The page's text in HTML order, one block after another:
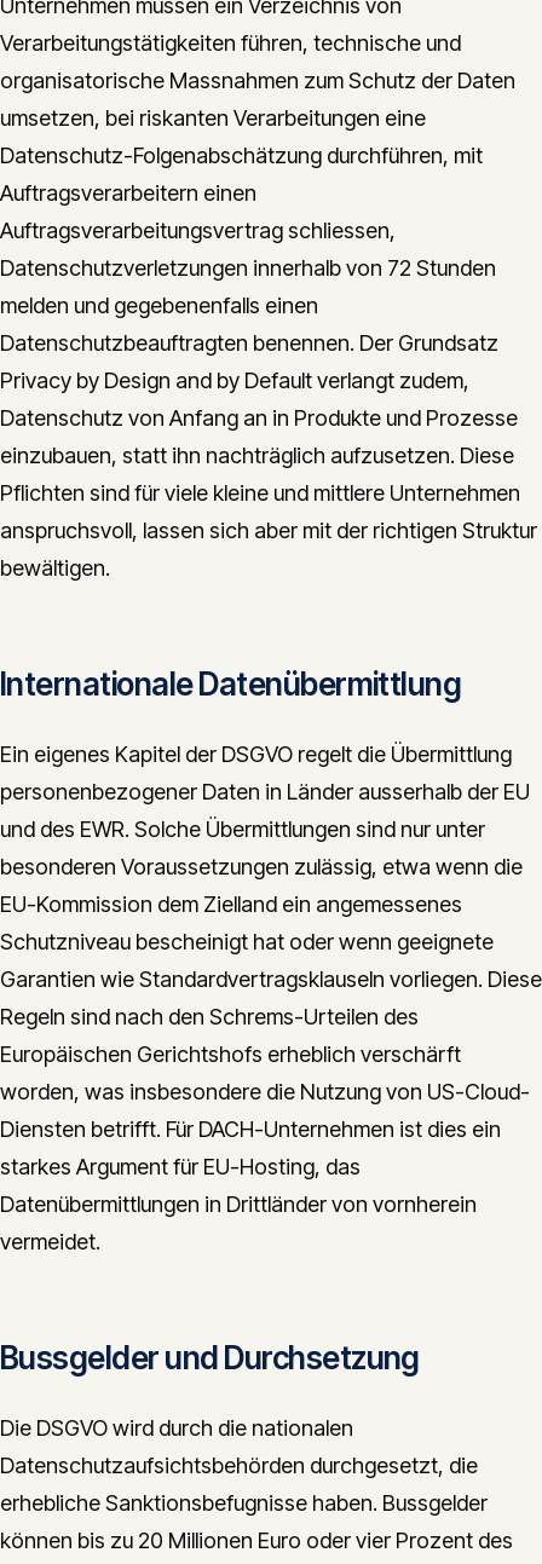
Unternehmen müssen ein Verzeichnis von
Verarbeitungstätigkeiten führen, technische und
organisatorische Massnahmen zum Schutz der Daten
umsetzen, bei riskanten Verarbeitungen eine
Datenschutz-Folgenabschätzung durchführen, mit
Auftragsverarbeitern einen
Auftragsverarbeitungsvertrag schliessen,
Datenschutzverletzungen innerhalb von 72 Stunden
melden und gegebenenfalls einen
Datenschutzbeauftragten benennen. Der Grundsatz
Privacy by Design and by Default verlangt zudem,
Datenschutz von Anfang an in Produkte und Prozesse
einzubauen, statt ihn nachträglich aufzusetzen. Diese
Pflichten sind für viele kleine und mittlere Unternehmen
anspruchsvoll, lassen sich aber mit der richtigen Struktur
bewältigen.
Internationale Datenübermittlung
Ein eigenes Kapitel der DSGVO regelt die Übermittlung
personenbezogener Daten in Länder ausserhalb der EU
und des EWR. Solche Übermittlungen sind nur unter
besonderen Voraussetzungen zulässig, etwa wenn die
EU-Kommission dem Zielland ein angemessenes
Schutzniveau bescheinigt hat oder wenn geeignete
Garantien wie Standardvertragsklauseln vorliegen. Diese
Regeln sind nach den Schrems-Urteilen des
Europäischen Gerichtshofs erheblich verschärft
worden, was insbesondere die Nutzung von US-Cloud-
Diensten betrifft. Für DACH-Unternehmen ist dies ein
starkes Argument für EU-Hosting, das
Datenübermittlungen in Drittländer von vornherein
vermeidet.
Bussgelder und Durchsetzung
Die DSGVO wird durch die nationalen
Datenschutzaufsichtsbehörden durchgesetzt, die
erhebliche Sanktionsbefugnisse haben. Bussgelder
können bis zu 20 Millionen Euro oder vier Prozent des